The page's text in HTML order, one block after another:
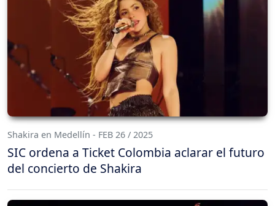
Shakira en Medellín - FEB 26 / 2025
SIC ordena a Ticket Colombia aclarar el futuro
del concierto de Shakira